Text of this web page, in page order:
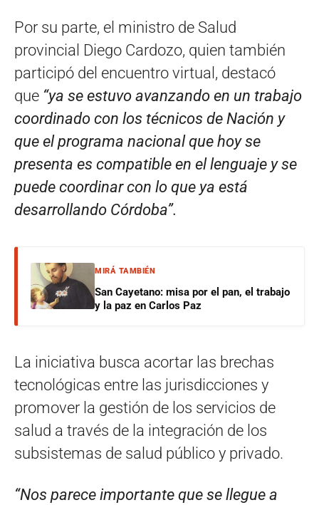
Por su parte, el ministro de Salud
provincial Diego Cardozo, quien también
participó del encuentro virtual, destacó
que “ya se estuvo avanzando en un trabajo
coordinado con los técnicos de Nación y
que el programa nacional que hoy se
presenta es compatible en el lenguaje y se
puede coordinar con lo que ya está
desarrollando Córdoba”.
MIRÁ TAMBIÉN
San Cayetano: misa por el pan, el trabajo
y la paz en Carlos Paz
La iniciativa busca acortar las brechas
tecnológicas entre las jurisdicciones y
promover la gestión de los servicios de
salud a través de la integración de los
subsistemas de salud público y privado.
“Nos parece importante que se llegue a